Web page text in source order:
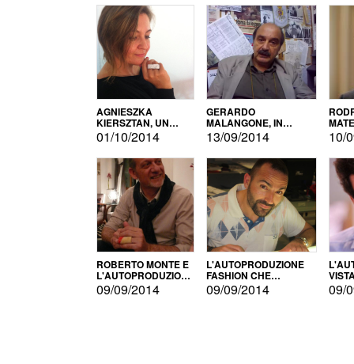
AGNIESZKA
KIERSZTAN, UN
MODELLO DI
AUTOPRODUZIONE
01/10/2014
GERARDO
MALANGONE, IN
GIURIA PER IL
CONCORSO
LETTERARIO
13/09/2014 10/
ROBERTO MONTE E
L'AUTOPRODUZIONE
CON IL CENSIMENTO
09/09/2014
L'AUTOPRODUZIONE
FASHION CHE
CONQUISTA GLI USA
09/09/2014 09/